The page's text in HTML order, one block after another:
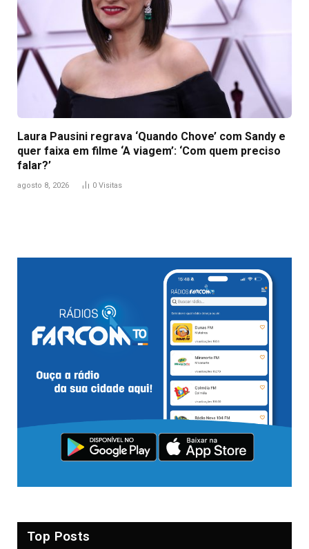
Laura Pausini regrava ‘Quando Chove’ com Sandy e
quer faixa em filme ‘A viagem’: ‘Com quem preciso
falar?’
agosto 8, 2026 0 Visitas
Top Posts